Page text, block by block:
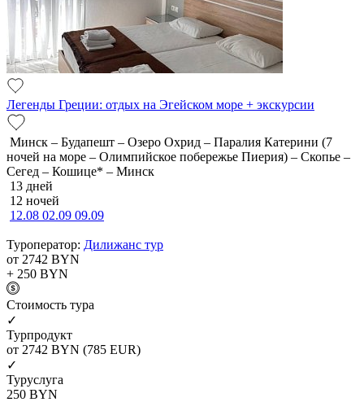
Легенды Греции: отдых на Эгейском море + экскурсии
Минск – Будапешт – Озеро Охрид – Паралия Катерини (7
ночей на море – Олимпийское побережье Пиерия) – Скопье –
Сегед – Кошице* – Минск
13 дней
12 ночей
12.08 02.09 09.09
Туроператор: Дилижанс тур
от 2742 BYN
+ 250 BYN
Cтоимость тура
✓
Турпродукт
от 2742 BYN (785 EUR)
✓
Туруслуга
250 BYN